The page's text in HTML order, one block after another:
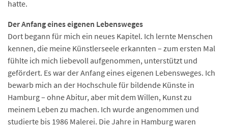
hatte.
Der Anfang eines eigenen Lebensweges
Dort begann für mich ein neues Kapitel. Ich lernte Menschen
kennen, die meine Künstlerseele erkannten – zum ersten Mal
fühlte ich mich liebevoll aufgenommen, unterstützt und
gefördert. Es war der Anfang eines eigenen Lebensweges. Ich
bewarb mich an der Hochschule für bildende Künste in
Hamburg – ohne Abitur, aber mit dem Willen, Kunst zu
meinem Leben zu machen. Ich wurde angenommen und
studierte bis 1986 Malerei. Die Jahre in Hamburg waren